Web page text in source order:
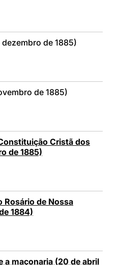
de 1885)
de 1885)
Cristã dos
de 1885)
Rosário de Nossa
1884)
a maçonaria (20 de abril